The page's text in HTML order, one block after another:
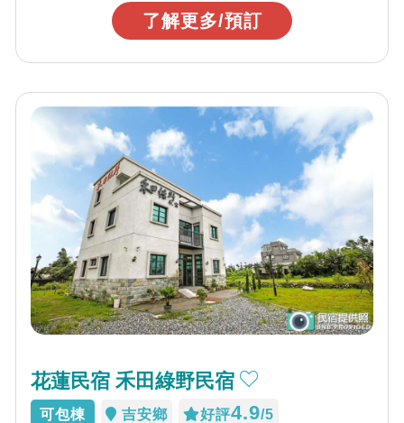
了解更多/預訂
花蓮民宿 禾田綠野民宿
可包棟 吉安鄉 好評4.9/5